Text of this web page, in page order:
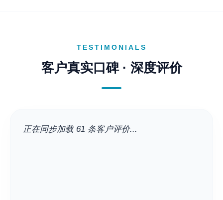
TESTIMONIALS
客户真实口碑 · 深度评价
正在同步加载 61 条客户评价...